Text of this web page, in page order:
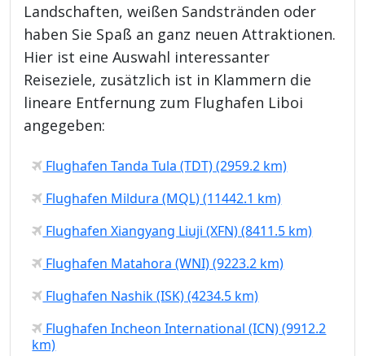
Landschaften, weißen Sandstränden oder
haben Sie Spaß an ganz neuen Attraktionen.
Hier ist eine Auswahl interessanter
Reiseziele, zusätzlich ist in Klammern die
lineare Entfernung zum Flughafen Liboi
angegeben:
Flughafen Tanda Tula (TDT) (2959.2 km)
Flughafen Mildura (MQL) (11442.1 km)
Flughafen Xiangyang Liuji (XFN) (8411.5 km)
Flughafen Matahora (WNI) (9223.2 km)
Flughafen Nashik (ISK) (4234.5 km)
Flughafen Incheon International (ICN) (9912.2
km)